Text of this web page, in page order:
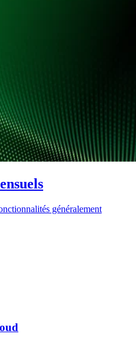
généralement